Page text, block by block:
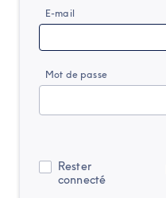
E-mail
Mot de passe
Rester
connecté